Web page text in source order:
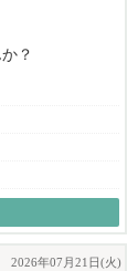
？
心としたお仕
りますので、
2026年07月21日(火)